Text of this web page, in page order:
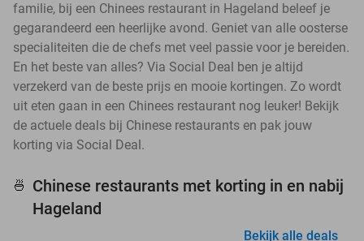
familie, bij een Chinees restaurant in Hageland beleef je
gegarandeerd een heerlijke avond. Geniet van alle oosterse
specialiteiten die de chefs met veel passie voor je bereiden.
En het beste van alles? Via Social Deal ben je altijd
verzekerd van de beste prijs en mooie kortingen. Zo wordt
uit eten gaan in een Chinees restaurant nog leuker! Bekijk
de actuele deals bij Chinese restaurants en pak jouw
korting via Social Deal.
🍜
Chinese restaurants met korting in en nabij
Hageland
Bekijk alle deals